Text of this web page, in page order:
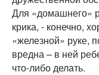
Для «домашнего»
крика, - конечно,
«железной» руке,
вредна – в ней
что-либо делать.